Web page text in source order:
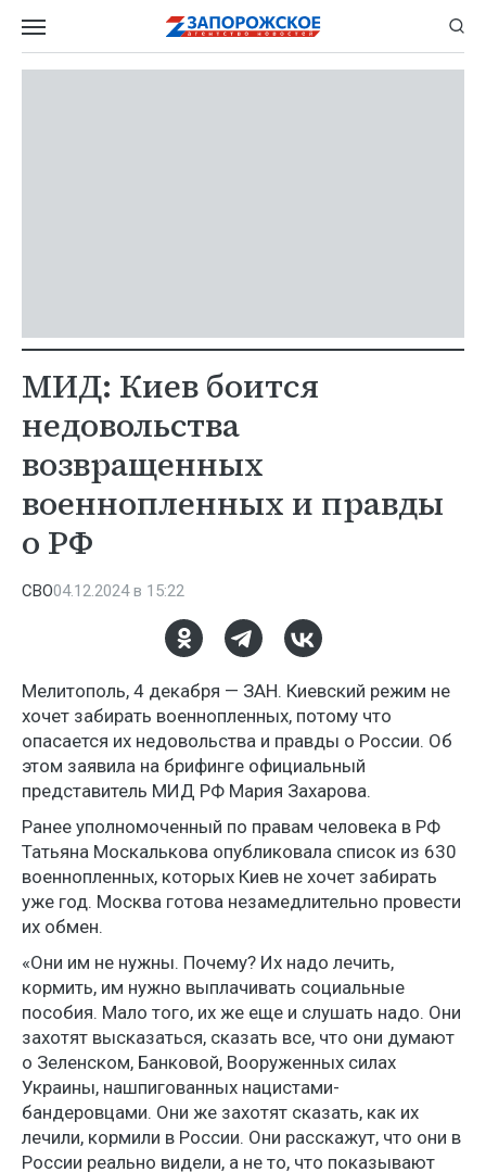
МИД: Киев боится
недовольства
возвращенных
военнопленных и правды
о РФ
СВО04.12.2024 в 15:22
Мелитополь, 4 декабря — ЗАН. Киевский режим не
хочет забирать военнопленных, потому что
опасается их недовольства и правды о России. Об
этом заявила на брифинге официальный
представитель МИД РФ Мария Захарова.
Ранее уполномоченный по правам человека в РФ
Татьяна Москалькова опубликовала список из 630
военнопленных, которых Киев не хочет забирать
уже год. Москва готова незамедлительно провести
их обмен.
«Они им не нужны. Почему? Их надо лечить,
кормить, им нужно выплачивать социальные
пособия. Мало того, их же еще и слушать надо. Они
захотят высказаться, сказать все, что они думают
о Зеленском, Банковой, Вооруженных силах
Украины, нашпигованных нацистами-
бандеровцами. Они же захотят сказать, как их
лечили, кормили в России. Они расскажут, что они в
России реально видели, а не то, что показывают